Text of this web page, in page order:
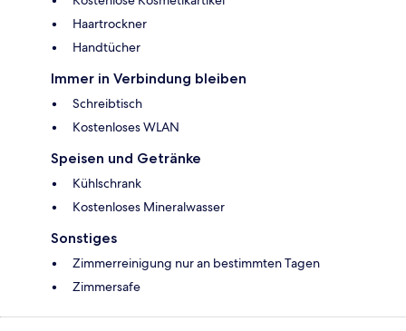
Haartrockner
Handtücher
Immer in Verbindung bleiben
Schreibtisch
Kostenloses WLAN
Speisen und Getränke
Kühlschrank
Kostenloses Mineralwasser
Sonstiges
Zimmerreinigung nur an bestimmten Tagen
Zimmersafe